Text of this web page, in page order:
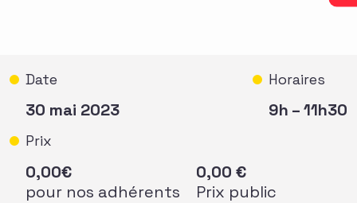
Date
30 mai 2023
Horaires
9h – 11h30
Prix
0,00€
pour nos adhérents
0,00 €
Prix public